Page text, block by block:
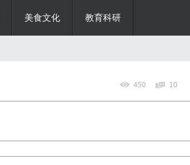
美食文化 教育科研
450 10